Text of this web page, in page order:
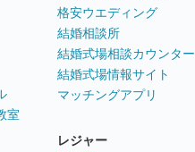
室
格安ウエディング
結婚相談所
結婚式場相談カウンター
結婚式場情報サイト
マッチングアプリ
レジャー